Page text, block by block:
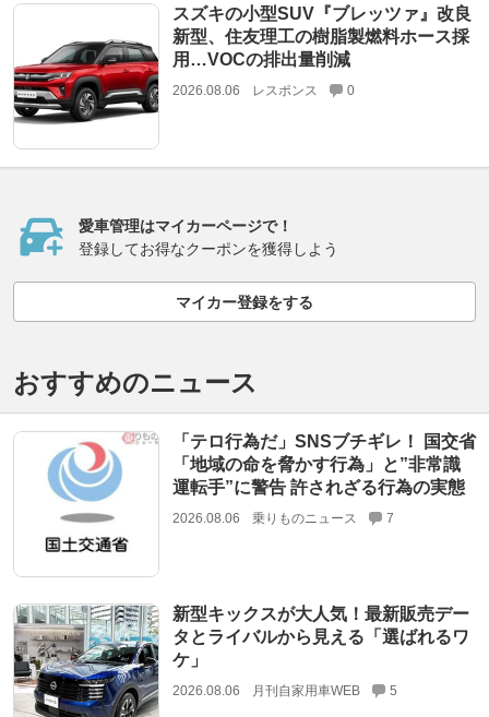
スズキの小型SUV『ブレッツァ』改良
新型、住友理工の樹脂製燃料ホース採
用…VOCの排出量削減
2026.08.06 レスポンス 0
愛車管理はマイカーページで！
登録してお得なクーポンを獲得しよう
マイカー登録をする
おすすめのニュース
「テロ行為だ」SNSブチギレ！ 国交省
「地域の命を脅かす行為」と”非常識
運転手”に警告 許されざる行為の実態
2026.08.06 乗りものニュース 7
新型キックスが大人気！最新販売デー
タとライバルから見える「選ばれるワ
ケ」
2026.08.06 月刊自家用車WEB 5